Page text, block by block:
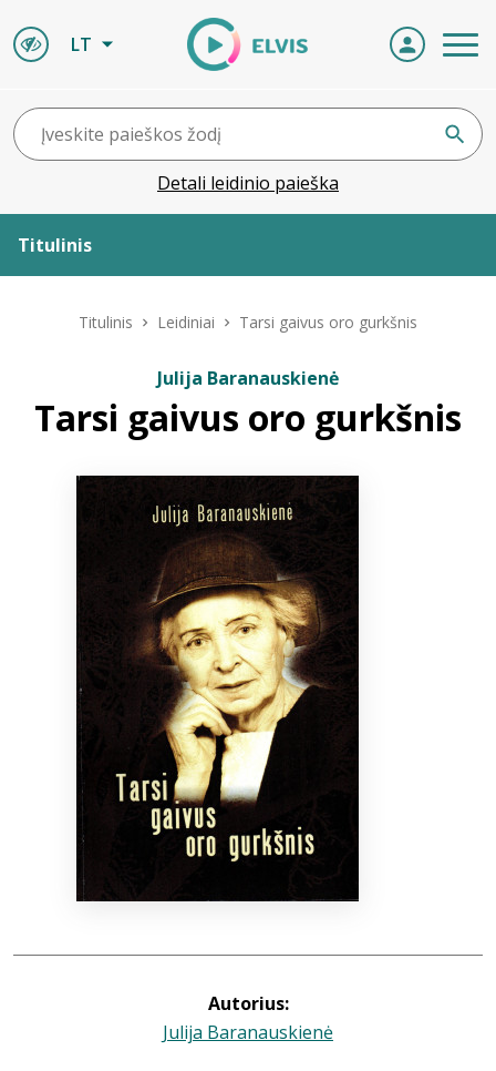
LT
Detali leidinio paieška
Titulinis
ELVIS atvyksta
Naujienos
Titulinis Leidiniai Tarsi gaivus oro gurkšnis
Julija Baranauskienė
Tarsi gaivus oro gurkšnis
Autorius:
Julija Baranauskienė